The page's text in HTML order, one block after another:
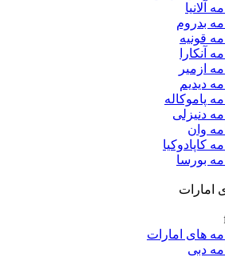
آلانیا
بدروم
قونیه
آنکارا
ازمیر
دیدیم
پاموکاله
دنیزلی
وان
کاپادوکیا
بورسا
امارات
های امارات
دبی